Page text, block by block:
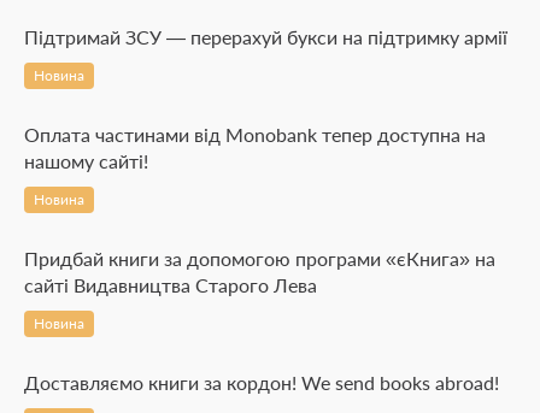
Підтримай ЗСУ — перерахуй букси на підтримку армії
Новина
Оплата частинами від Monobank тепер доступна на
нашому сайті!
Новина
Придбай книги за допомогою програми «єКнига» на
сайті Видавництва Старого Лева
Новина
Доставляємо книги за кордон! We send books abroad!